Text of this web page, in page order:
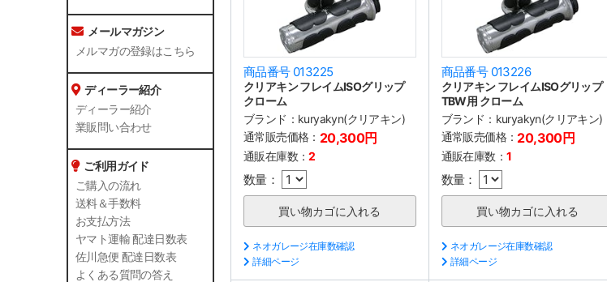
メールマガジン
メルマガの登録はこちら
ディーラー紹介
ディーラー紹介
業販問い合わせ
ご利用ガイド
ご購入の流れ
送料＆手数料
お支払方法
ヤマト運輸 配達日数表
佐川急便 配達日数表
よくある質問の答え
商品番号 013225
クリアキン フレイムISOグリップ
クローム
ブランド： kuryakyn(クリアキン)
通常販売価格： 20,300円
通販在庫数：2
数量：
ネオガレージ在庫数確認
詳細ページ
商品番号 013226
クリアキン フレイムISOグリップ
TBW用 クローム
ブランド： kuryakyn(クリアキン)
通常販売価格： 20,300円
通販在庫数： 1
数量：
ネオガレージ在庫数確認
詳細ページ